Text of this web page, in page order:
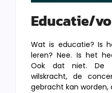
Educatie/
Wat is educatie? Is
leren? Nee. Is het
Ook dat niet. De
wilskracht, de
gebracht kan worden,